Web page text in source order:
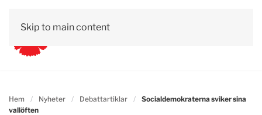
Skip to main content
Hem Nyheter Debattartiklar
Socialdemokraterna sviker sina
vallöften